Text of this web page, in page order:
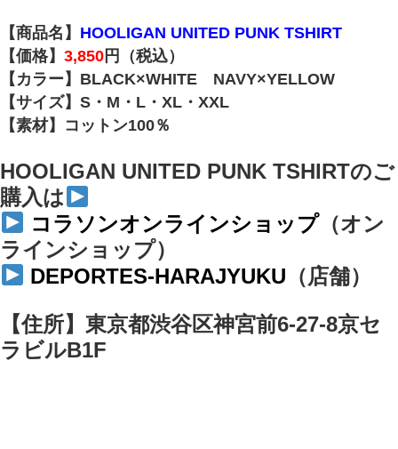
【商品名】 HOOLIGAN UNITED PUNK TSHIRT
【価格】 3,850 円（税込）
【カラー】BLACK×WHITE NAVY×YELLOW
【サイズ】S・M・L・XL・XXL
【素材】コットン100％
HOOLIGAN UNITED PUNK TSHIRTのご
購入は
コラソンオンラインショップ（オン
ラインショップ）
DEPORTES-HARAJYUKU （店舗）
【住所】東京都渋谷区神宮前6-27-8京セ
ラビルB1F